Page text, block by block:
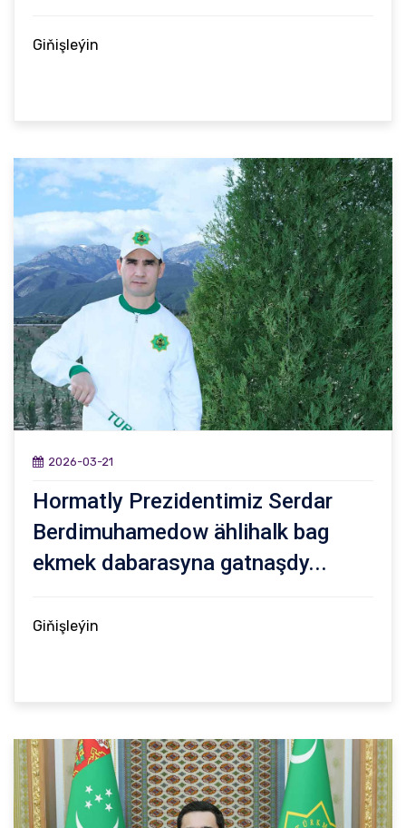
Giňişleýin
2026-03-21
Hormatly Prezidentimiz Serdar
Berdimuhamedow ählihalk bag
ekmek dabarasyna gatnaşdy...
Giňişleýin